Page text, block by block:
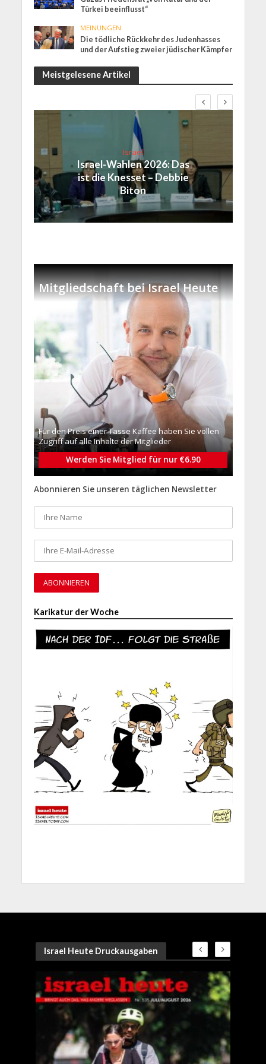
Türkei beeinflusst“
MEINUNGEN
Die tödliche Rückkehr des Judenhasses
und der Aufstieg zweier jüdischer Kämpfer
Meistgelesene Artikel
Israel
Israel-Wahlen 2026: Das
ist die Knesset – Debbie
Biton
Mitgliedschaft bei Israel Heute
Für den Preis einer Tasse Kaffee haben Sie vollen
Zugriff auf alle Inhalte der Mitglieder
Werden Sie Mitglied für nur €6.90
Abonnieren Sie unseren täglichen Newsletter
Karikatur der Woche
Israel Heute Druckausgaben